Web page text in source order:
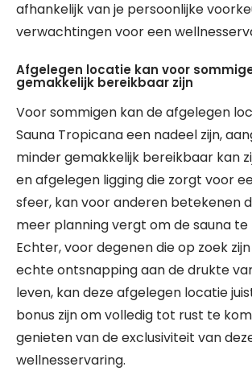
afhankelijk van je persoonlijke
verwachtingen voor een
Afgelegen locatie kan voor
gemakkelijk bereikbaar zijn
Voor sommigen kan de afgelegen
Sauna Tropicana een nadeel zijn,
minder gemakkelijk bereikbaar kan
en afgelegen ligging die zorgt voor
sfeer, kan voor anderen betekenen
meer planning vergt om de sauna te
Echter, voor degenen die op zoek
echte ontsnapping aan de drukte
leven, kan deze afgelegen locatie
bonus zijn om volledig tot rust te
genieten van de exclusiviteit van
wellnesservaring.